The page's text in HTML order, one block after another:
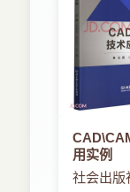
12.6 系统
12.7 高性
12.8 数据
12.9 统计
12.10 信息
12.11 实时
第13章 大
13.1 大数
13.2 大数
用实例
社会出版